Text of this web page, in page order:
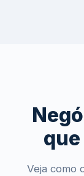
Veja como